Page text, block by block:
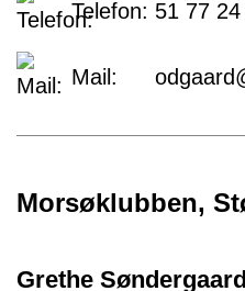
Telefon: 51 77
Mail:
Morsøklubben,
Grethe